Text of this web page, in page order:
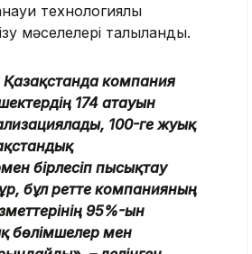
технологиялық
мәселелері талқыланды.
Қазақстанда компания
174 атауын
100-ге жуық
бірлесіп пысықтау
бұл ретте компанияның
95%-ын
бөлімшелер мен